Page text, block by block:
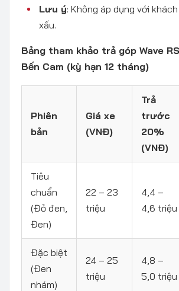
Lưu ý: Không áp dụng với
xấu.
Bảng tham khảo trả góp Wave
Bến Cam (kỳ hạn 12 tháng)
Phiên
bản
Giá xe
(VNĐ)
Trả
trước
20%
(VNĐ)
Tiêu
chuẩn
(Đỏ đen,
Đen)
22 – 23
triệu
4,4 –
4,6 triệu
Đặc biệt
(Đen
nhám)
24 – 25
triệu
4,8 –
5,0 triệu